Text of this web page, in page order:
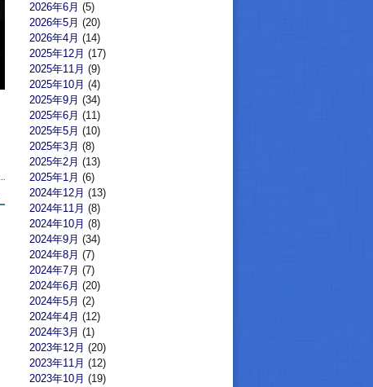
2026年6月 (5)
2026年5月 (20)
2026年4月 (14)
2025年12月 (17)
2025年11月 (9)
2025年10月 (4)
2025年9月 (34)
2025年6月 (11)
2025年5月 (10)
2025年3月 (8)
2025年2月 (13)
2025年1月 (6)
2024年12月 (13)
2024年11月 (8)
2024年10月 (8)
2024年9月 (34)
2024年8月 (7)
2024年7月 (7)
2024年6月 (20)
2024年5月 (2)
2024年4月 (12)
2024年3月 (1)
2023年12月 (20)
2023年11月 (12)
2023年10月 (19)